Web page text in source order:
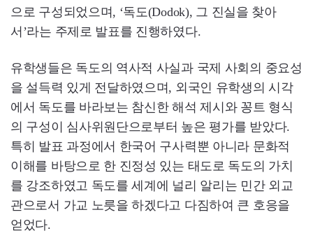
으로 구성되었으며, ‘독도(Dodok), 그 진실을 찾아
서’라는 주제로 발표를 진행하였다.
유학생들은 독도의 역사적 사실과 국제 사회의 중요성
을 설득력 있게 전달하였으며, 외국인 유학생의 시각
에서 독도를 바라보는 참신한 해석 제시와 꽁트 형식
의 구성이 심사위원단으로부터 높은 평가를 받았다.
특히 발표 과정에서 한국어 구사력뿐 아니라 문화적
이해를 바탕으로 한 진정성 있는 태도로 독도의 가치
를 강조하였고 독도를 세계에 널리 알리는 민간 외교
관으로서 가교 노릇을 하겠다고 다짐하여 큰 호응을
얻었다.